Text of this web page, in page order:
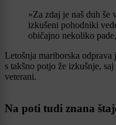
»Za zdaj je naš duh še
izkušeni pohodniki
običajno nekoliko
Letošnja mariborska
s takšno potjo že izkušnje,
veterani.
Na poti tudi znana